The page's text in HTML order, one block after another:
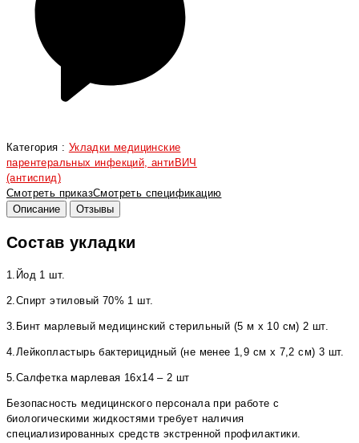
Категория : Укладки медицинские
парентеральных инфекций, антиВИЧ
(антиспид)
Смотреть приказСмотреть спецификацию
Описание
Отзывы
Состав укладки
1.Йод 1 шт.
2.Спирт этиловый 70% 1 шт.
3.Бинт марлевый медицинский стерильный (5 м х 10 см) 2 шт.
4.Лейкопластырь бактерицидный (не менее 1,9 см х 7,2 см) 3 шт.
5.Салфетка марлевая 16х14 – 2 шт
Безопасность медицинского персонала при работе с
биологическими жидкостями требует наличия
специализированных средств экстренной профилактики.